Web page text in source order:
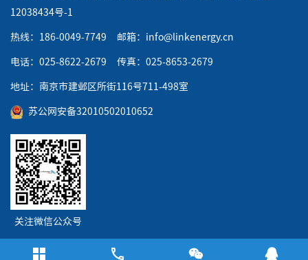
12038434号-1
热线：186-0049-7749 邮箱：info@linkenergy.cn
电话：025-8622-2679 传真：025-8653-2679
地址：南京市建邺区所街116号711-498室
苏公网安备32010502010652
关注微信公众号